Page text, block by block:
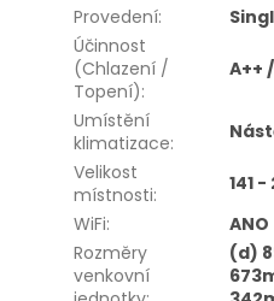
Provedení:
Účinnost
(Chlazení /
Topení):
A++
Umístění
klimatizace:
Velikost
místnosti:
141
WiFi:
ANO
Rozměry
venkovní
(d)